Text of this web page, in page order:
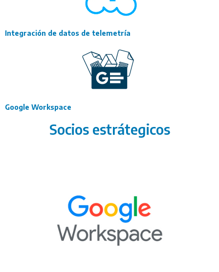
Integración de datos de telemetría
Google Workspace
Socios estrátegicos